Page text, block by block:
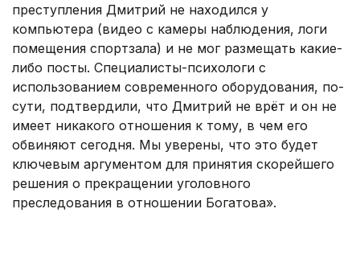
преступления Дмитрий не находился у
компьютера (видео с камеры наблюдения, логи
помещения спортзала) и не мог размещать какие-
либо посты. Специалисты-психологи с
использованием современного оборудования, по-
сути, подтвердили, что Дмитрий не врёт и он не
имеет никакого отношения к тому, в чем его
обвиняют сегодня. Мы уверены, что это будет
ключевым аргументом для принятия скорейшего
решения о прекращении уголовного
преследования в отношении Богатова».